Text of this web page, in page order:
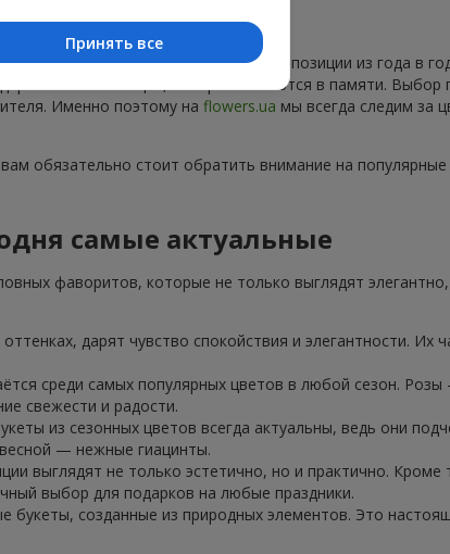
сезона
букеты, а некоторые композиции из года в
особые эмоции, которые остаются в памяти. Выбор
Именно поэтому на flowers.ua мы всегда следим за
обязательно стоит обратить внимание на
самые актуальные
фаворитов, которые не только выглядят
дарят чувство спокойствия и элегантности. Их
среди самых популярных цветов в любой сезон.
свежести и радости.
из сезонных цветов всегда актуальны, ведь они
— нежные гиацинты.
выглядят не только эстетично, но и практично. Кроме
выбор для подарков на любые праздники.
созданные из природных элементов. Это
Принять все